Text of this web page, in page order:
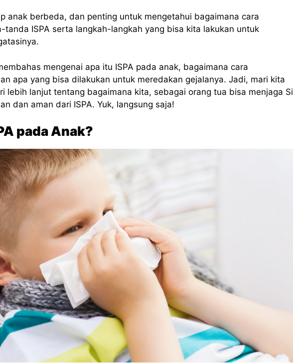
anak berbeda, dan penting untuk mengetahui bagaimana cara
tanda ISPA serta langkah-langkah yang bisa kita lakukan untuk
mengenai apa itu ISPA pada anak, bagaimana cara
apa yang bisa dilakukan untuk meredakan gejalanya. Jadi, mari kita
lebih lanjut tentang bagaimana kita, sebagai orang tua bisa menjaga Si
dan aman dari ISPA. Yuk, langsung saja!
pada Anak?